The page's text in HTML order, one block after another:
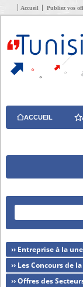
Accueil Publiez vos
ACCUEIL
›› Entreprise à la une
›› Les Concours de
›› Offres des